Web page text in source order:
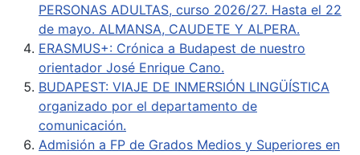
PERSONAS ADULTAS, curso 2026/27. Hasta el 22
de mayo. ALMANSA, CAUDETE Y ALPERA.
ERASMUS+: Crónica a Budapest de nuestro
orientador José Enrique Cano.
BUDAPEST: VIAJE DE INMERSIÓN LINGÜÍSTICA
organizado por el departamento de
comunicación.
Admisión a FP de Grados Medios y Superiores en